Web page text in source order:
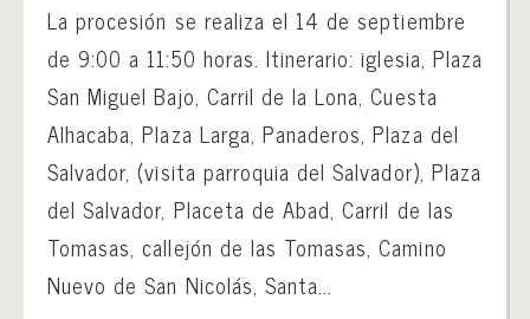
La procesión se realiza el 14 de septiembre
de 9:00 a 11:50 horas. Itinerario: iglesia, Plaza
San Miguel Bajo, Carril de la Lona, Cuesta
Alhacaba, Plaza Larga, Panaderos, Plaza del
Salvador, (visita parroquia del Salvador), Plaza
del Salvador, Placeta de Abad, Carril de las
Tomasas, callejón de las Tomasas, Camino
Nuevo de San Nicolás, Santa...